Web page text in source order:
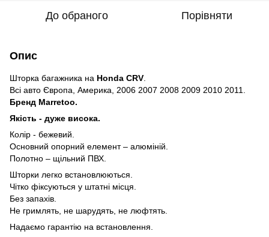
До обраного Порівняти
Опис
Шторка багажника на Honda CRV
Всі авто Європа, Америка, 2006 2007 2008 2009 2010 2011.
Бренд Marretoo.
Якість - дуже висока.
Колір - бежевий.
Основний опорний елемент – алюміній.
Полотно – щільний ПВХ.
Шторки легко встановлюються.
Чітко фіксуються у штатні місця.
Без запахів.
Не гримлять, не шарудять, не люфтять.
Надаємо гарантію на встановлення.